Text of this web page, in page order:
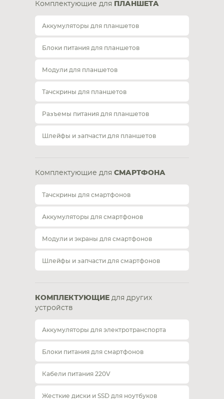
Комплектующие для ПЛАНШЕТА
Аккумуляторы для планшетов
Блоки питания для планшетов
Модули для планшетов
Тачскрины для планшетов
Разъемы питания для планшетов
Шлейфы и запчасти для планшетов
Комплектующие для СМАРТФОНА
Тачскрины для смартфонов
Аккумуляторы для смартфонов
Модули и экраны для смартфонов
Шлейфы и запчасти для смартфонов
КОМПЛЕКТУЮЩИЕ для других
устройств
Аккумуляторы для электротранспорта
Блоки питания для смартфонов
Кабели питания 220V
Жесткие диски и SSD для ноутбуков